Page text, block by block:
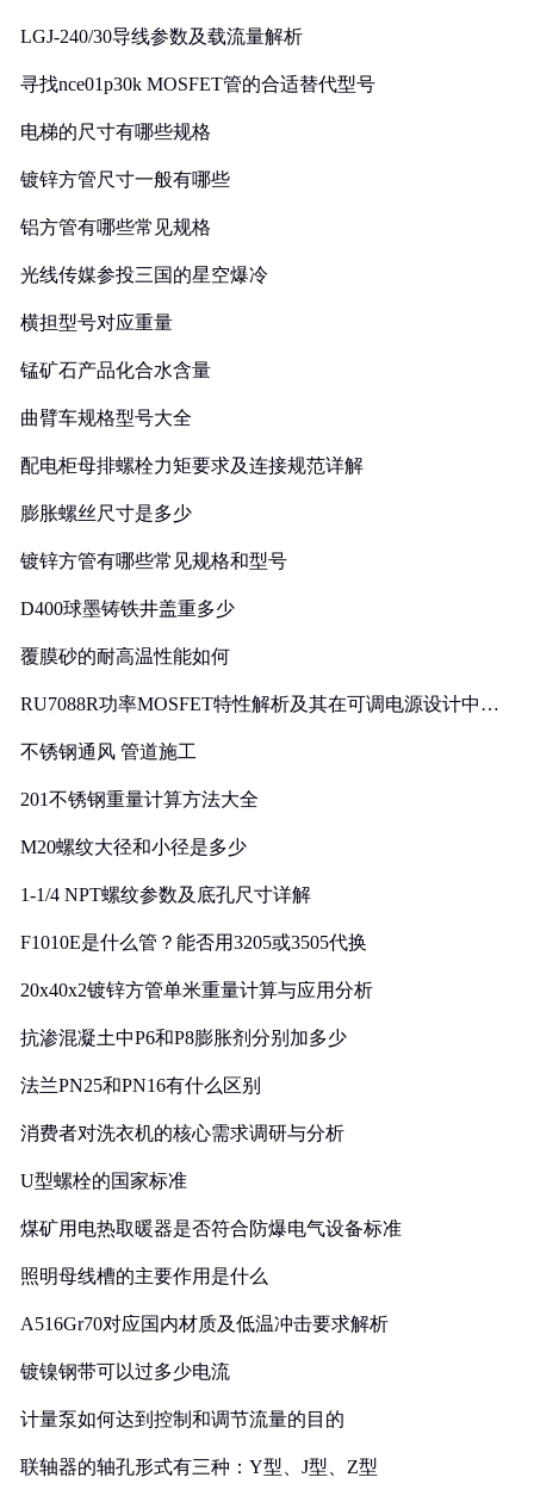
LGJ-240/30导线参数及载流量解析
寻找nce01p30k MOSFET管的合适替代型号
电梯的尺寸有哪些规格
镀锌方管尺寸一般有哪些
铝方管有哪些常见规格
光线传媒参投三国的星空爆冷
横担型号对应重量
锰矿石产品化合水含量
曲臂车规格型号大全
配电柜母排螺栓力矩要求及连接规范详解
膨胀螺丝尺寸是多少
镀锌方管有哪些常见规格和型号
D400球墨铸铁井盖重多少
覆膜砂的耐高温性能如何
RU7088R功率MOSFET特性解析及其在可调电源设计中的
不锈钢通风 管道施工
201不锈钢重量计算方法大全
M20螺纹大径和小径是多少
1-1/4 NPT螺纹参数及底孔尺寸详解
F1010E是什么管？能否用3205或3505代换
20x40x2镀锌方管单米重量计算与应用分析
抗渗混凝土中P6和P8膨胀剂分别加多少
法兰PN25和PN16有什么区别
消费者对洗衣机的核心需求调研与分析
U型螺栓的国家标准
煤矿用电热取暖器是否符合防爆电气设备标准
照明母线槽的主要作用是什么
A516Gr70对应国内材质及低温冲击要求解析
镀镍钢带可以过多少电流
计量泵如何达到控制和调节流量的目的
联轴器的轴孔形式有三种：Y型、J型、Z型